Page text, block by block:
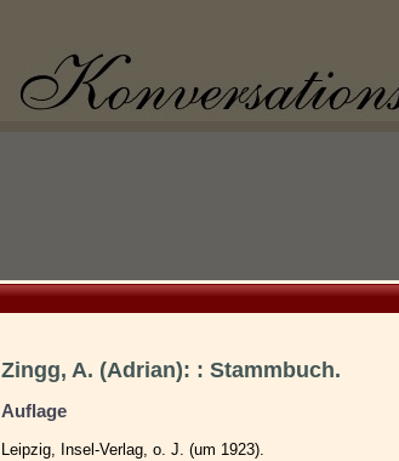
Zingg, A. (Adrian): : Stammbuch.
Auflage
Leipzig, Insel-Verlag, o. J. (um 1923).